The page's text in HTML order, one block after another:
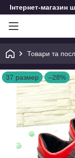
Інтернет-магазин
Товари та
37 размер –28%